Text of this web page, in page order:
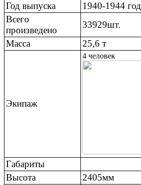
Год выпуска
1940-1944 год
Всего
произведено
33929шт.
Масса
25,6 т
Экипаж
4 человек
Габариты
Высота
2405мм